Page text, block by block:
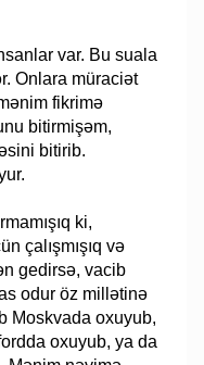
var. Bu suala
Onlara müraciət
fikrimə
bitirmişəm,
bitirib.
ki,
çalışmışıq və
gedirsə, vacib
odur öz millətinə
Moskvada oxuyub,
oxuyub, ya da